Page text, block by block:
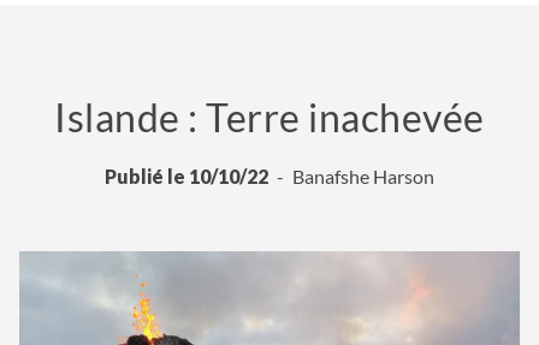
Islande : Terre inachevée
Publié le 10/10/22 Banafshe Harson